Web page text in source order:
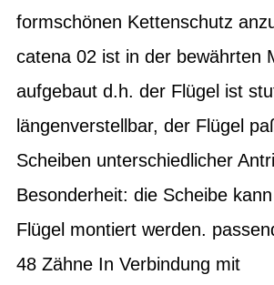
formschönen Kettenschutz
catena 02 ist in der bewährten
aufgebaut d.h. der Flügel ist
längenverstellbar, der Flügel
Scheiben unterschiedlicher
Besonderheit: die Scheibe
Flügel montiert werden.
48 Zähne In Verbindung mit